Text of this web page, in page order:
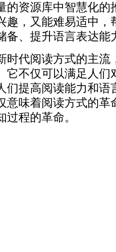
的资源库中智慧化的
趣，又能难易适中，
备、提升语言表达能
时代阅读方式的主流
它不仅可以满足人们
们提高阅读能力和语
意味着阅读方式的革
程的革命。